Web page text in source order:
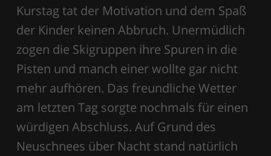
Kurstag tat der Motivation und dem Spaß
der Kinder keinen Abbruch. Unermüdlich
zogen die Skigruppen ihre Spuren in die
Pisten und manch einer wollte gar nicht
mehr aufhören. Das freundliche Wetter
am letzten Tag sorgte nochmals für einen
würdigen Abschluss. Auf Grund des
Neuschnees über Nacht stand natürlich